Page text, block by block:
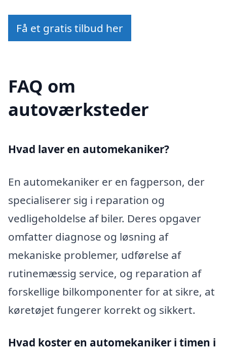
Få et gratis tilbud her
FAQ om
autoværksteder
Hvad laver en automekaniker?
En automekaniker er en fagperson, der
specialiserer sig i reparation og
vedligeholdelse af biler. Deres opgaver
omfatter diagnose og løsning af
mekaniske problemer, udførelse af
rutinemæssig service, og reparation af
forskellige bilkomponenter for at sikre, at
køretøjet fungerer korrekt og sikkert.
Hvad koster en automekaniker i timen i